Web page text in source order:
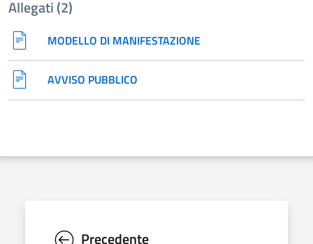
Allegati (2)
MODELLO DI MANIFESTAZIONE
AVVISO PUBBLICO
Precedente